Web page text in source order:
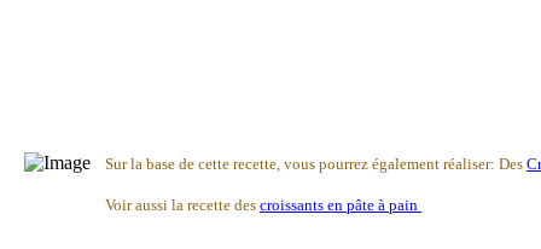
Sur la base de cette recette, vous pourrez également réaliser: Des
Voir aussi la recette des croissants en pâte à pain